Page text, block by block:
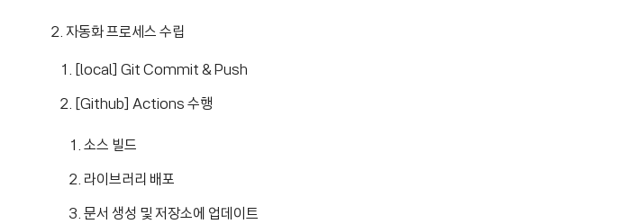
2. 자동화 프로세스 수립
[local] Git Commit & Push
[Github] Actions 수행
소스 빌드
라이브러리 배포
문서 생성 및 저장소에 업데이트